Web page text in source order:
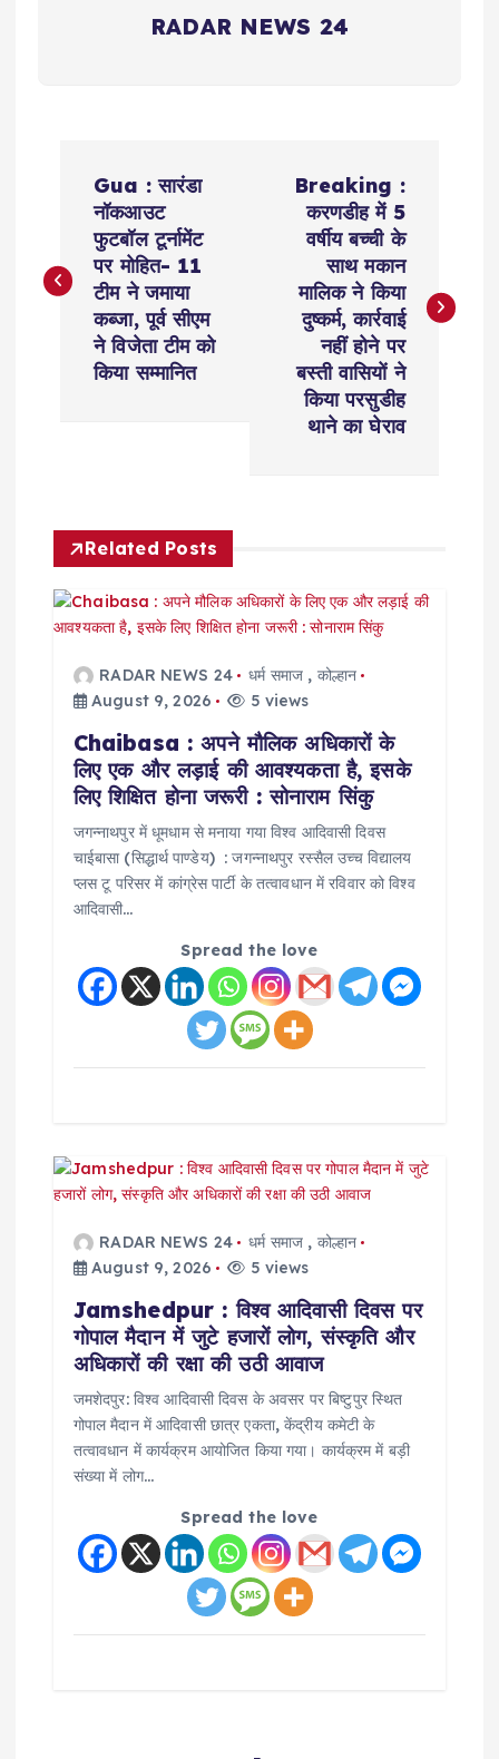
RADAR NEWS 24
s
g
Gua : सारंडा
नॉकआउट
फुटबॉल टूर्नामेंट
पर मोहित- 11
टीम ने जमाया
कब्जा, पूर्व सीएम
ने विजेता टीम को
किया सम्मानित
Breaking :
करणडीह में 5
वर्षीय बच्ची के
साथ मकान
मालिक ने किया
दुष्कर्म, कार्रवाई
नहीं होने पर
बस्ती वासियों ने
किया परसुडीह
थाने का घेराव
Related Posts
RADAR NEWS 24 धर्म समाज , कोल्हान
August 9, 2026
5 views
Chaibasa : अपने मौलिक अधिकारों के
लिए एक और लड़ाई की आवश्यकता है, इसके
लिए शिक्षित होना जरूरी : सोनाराम सिंकु
जगन्नाथपुर में धूमधाम से मनाया गया विश्व आदिवासी दिवस
चाईबासा (सिद्धार्थ पाण्डेय) : जगन्नाथपुर रस्सैल उच्च विद्यालय
प्लस टू परिसर में कांग्रेस पार्टी के तत्वावधान में रविवार को विश्व
आदिवासी…
Spread the love
RADAR NEWS 24 धर्म समाज , कोल्हान
August 9, 2026
5 views
Jamshedpur : विश्व आदिवासी दिवस पर
गोपाल मैदान में जुटे हजारों लोग, संस्कृति और
अधिकारों की रक्षा की उठी आवाज
जमशेदपुर: विश्व आदिवासी दिवस के अवसर पर बिष्टुपुर स्थित
गोपाल मैदान में आदिवासी छात्र एकता, केंद्रीय कमेटी के
तत्वावधान में कार्यक्रम आयोजित किया गया। कार्यक्रम में बड़ी
संख्या में लोग…
Spread the love